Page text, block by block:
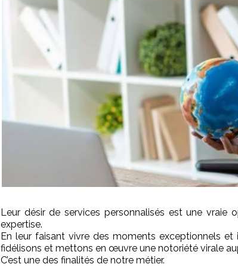
Leur désir de services personnalisés est une vraie
expertise.
En leur faisant vivre des moments exceptionnels
fidélisons et mettons en œuvre une notoriété virale
C’est une des finalités de notre métier.